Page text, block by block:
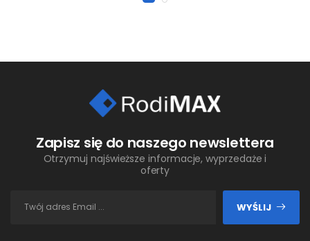
Zapisz się do naszego newslettera
Otrzymuj najświeższe informacje, wyprzedaże i
oferty
WYŚLIJ